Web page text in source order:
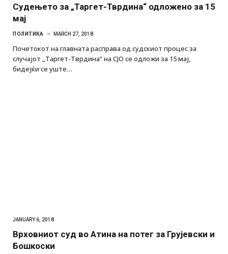
Судењето за „Таргет-Тврдина“ одложено за 15
мај
ПОЛИТИКА MARCH 27, 2018
Почетокот на главната расправа од судскиот процес за
случајот „Таргет-Тврдина“ на СЈО се одложи за 15 мај,
бидејќи се уште…
JANUARY 6, 2018
Врховниот суд во Атина на потег за Грујевски и
Бошкоски